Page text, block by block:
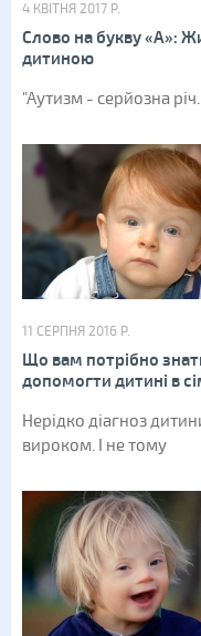
4 КВІТНЯ 2017 Р.
Слово на букву «А»:
дитиною
"Аутизм - серйозна
11 СЕРПНЯ 2016 Р.
Що вам потрібно
допомогти дитині в
Нерідко діагноз
вироком. І не тому